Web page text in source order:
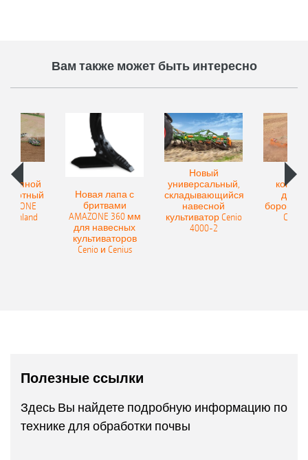
Вам также может быть интересно
Onland
Новая лапа с
бритвами
AMAZONE 360 мм
для навесных
культиваторов
Cenio и Cenius
Новый
универсальный,
складывающийся
навесной
культиватор Cenio
4000-2
бороны
Полезные ссылки
Здесь Вы найдете подробную информацию по
технике для обработки почвы